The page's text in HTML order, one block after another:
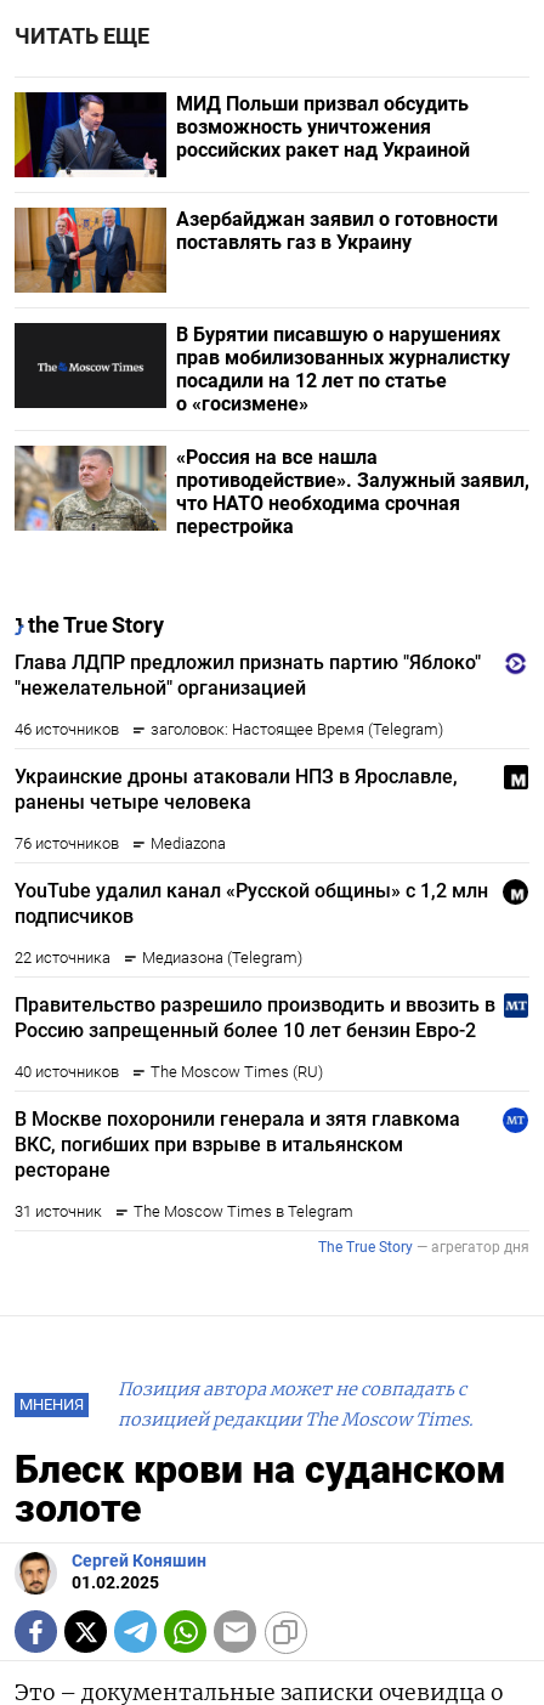
ЧИТАТЬ ЕЩЕ
МИД Польши призвал обсудить
возможность уничтожения
российских ракет над Украиной
Азербайджан заявил о готовности
поставлять газ в Украину
В Бурятии писавшую о нарушениях
прав мобилизованных журналистку
посадили на 12 лет по статье
о «госизмене»
«Россия на все нашла
противодействие». Залужный заявил,
что НАТО необходима срочная
перестройка
МНЕНИЯ
Позиция автора может не совпадать с
позицией редакции The Moscow Times.
Блеск крови на суданском
золоте
Сергей Коняшин
01.02.2025
Это – документальные записки очевидца о